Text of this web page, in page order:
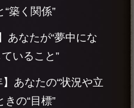
“築く関係”
あなたが“夢中にな
いること”
】あなたの“状況や立
きの“目標”